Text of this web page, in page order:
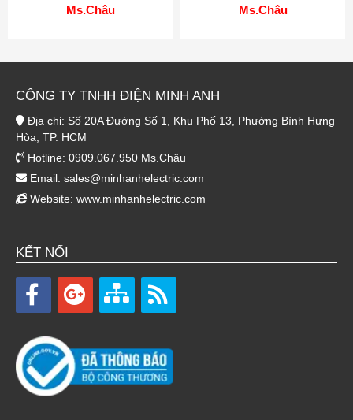
Ms.Châu
Ms.Châu
CÔNG TY TNHH ĐIỆN MINH ANH
Địa chỉ: Số 20A Đường Số 1, Khu Phố 13, Phường Bình Hưng
Hòa, TP. HCM
Hotline: 0909.067.950 Ms.Châu
Email: sales@minhanhelectric.com
Website: www.minhanhelectric.com
KẾT NỐI